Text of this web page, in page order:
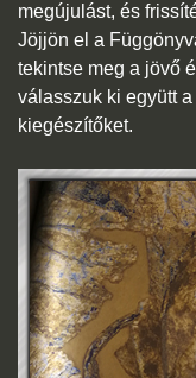
megújulást, és
Jöjjön el a
tekintse meg a jövő
válasszuk ki együtt
kiegészítőket.